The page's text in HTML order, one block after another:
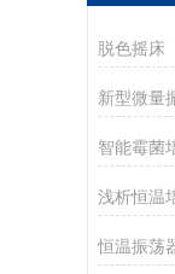
脱色摇床
新型微量
智能霉菌
浅析恒温
恒温振荡